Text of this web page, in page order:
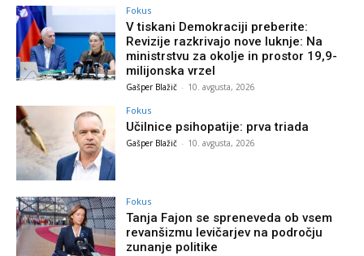
Fokus
V tiskani Demokraciji preberite:
Revizije razkrivajo nove luknje: Na
ministrstvu za okolje in prostor 19,9-
milijonska vrzel
Gašper Blažič - 10. avgusta, 2026
Fokus
Učilnice psihopatije: prva triada
Gašper Blažič - 10. avgusta, 2026
Fokus
Tanja Fajon se spreneveda ob vsem
revanšizmu levičarjev na področju
zunanje politike